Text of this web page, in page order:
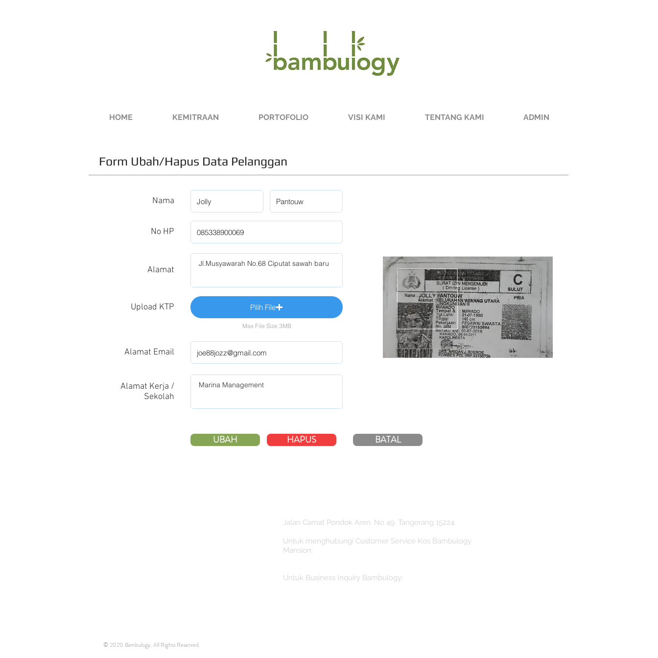
HOME KEMITRAAN PORTOFOLIO VISI KAMI TENTANG KAMI ADMIN
Form Ubah/Hapus Data Pelanggan
Nama
No HP
Alamat
Upload KTP Pilih File
Max File Size 3MB
Alamat Email
Alamat Kerja /
Sekolah
UBAH HAPUS BATAL
Jalan Camat Pondok Aren. No 49. Tangerang 15224.
Untuk menghubungi Customer Service Kos Bambulogy
Mansion:
Untuk Business Inquiry Bambulogy:
© 2020 Bambulogy. All Rights Reserved.